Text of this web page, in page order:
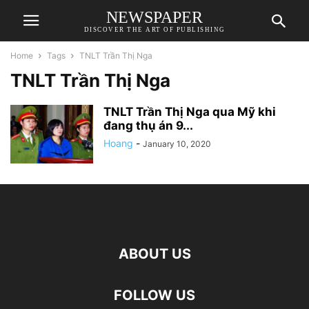
NEWSPAPER
DISCOVER THE ART OF PUBLISHING
Home Tags TNLT Trần Thị Nga
TNLT Trần Thị Nga
TNLT Trần Thị Nga qua Mỹ khi
đang thụ án 9...
Hoang - January 10, 2020
ABOUT US
FOLLOW US